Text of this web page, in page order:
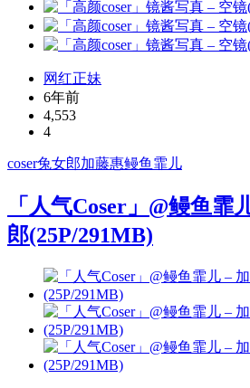
网红正妹
6年前
4,553
4
coser兔女郎加藤惠鳗鱼霏儿
「人气Coser」@鳗鱼霏
郎(25P/291MB)